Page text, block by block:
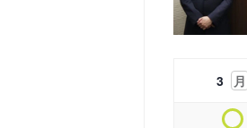
3 月